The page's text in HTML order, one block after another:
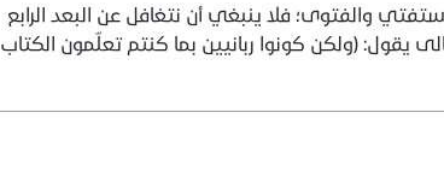
والفتوى؛ فلا ينبغي أن نتغافل عن البعد الرابع
يقول: (ولكن كونوا ربانيين بما كنتم تعلّمون الكتاب